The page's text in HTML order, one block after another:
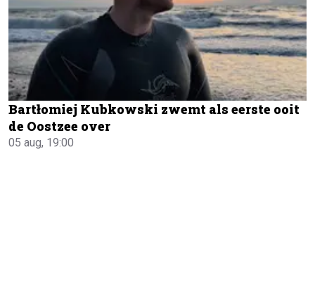
Bartłomiej Kubkowski zwemt als eerste ooit
de Oostzee over
05 aug, 19:00